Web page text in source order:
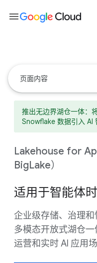
页面内容
推出无边界湖仓一体：
Snowflake 数据引入 AI
Lakehouse for
BigLake）
适用于智能体
企业级存储、治理
多模态开放式湖仓一
运营和实时 AI 应用场
menu